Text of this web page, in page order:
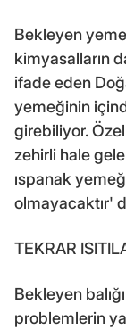
Bekleyen
kimyasalların
ifade eden
yemeğinin
girebiliyor.
zehirli hale
ıspanak
olmayacaktır'
TEKRAR
Bekleyen
problemlerin